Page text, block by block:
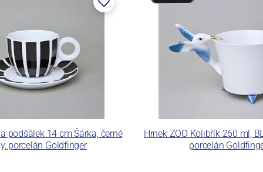
podšálek 14 cm Šárka, černé
porcelán Goldfinger
Hrnek ZOO Kolibřík 260 ml,
porcelán